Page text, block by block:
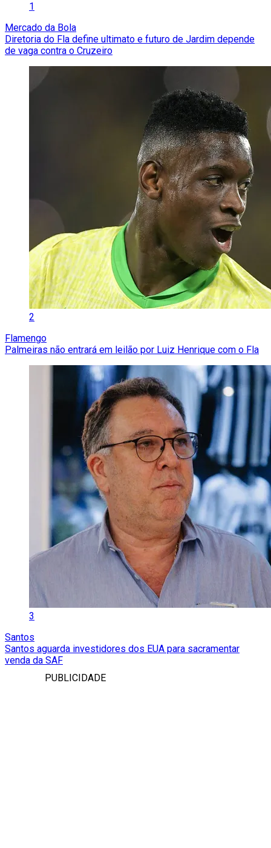
1
Mercado da Bola
Diretoria do Fla define ultimato e futuro de Jardim depende
de vaga contra o Cruzeiro
2
Flamengo
Palmeiras não entrará em leilão por Luiz Henrique com o Fla
3
Santos
Santos aguarda investidores dos EUA para sacramentar
venda da SAF
PUBLICIDADE